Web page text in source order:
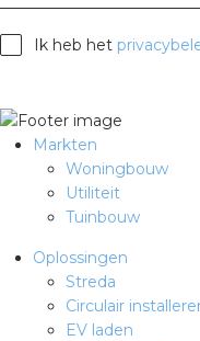
Ik heb het
Markten
Woningbouw
Utiliteit
Tuinbouw
Oplossingen
Streda
Circulair
EV laden